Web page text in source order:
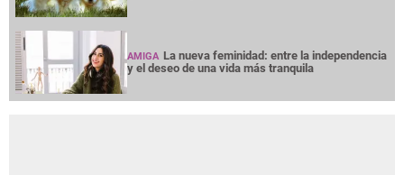
AMIGA La nueva feminidad: entre la independencia
y el deseo de una vida más tranquila